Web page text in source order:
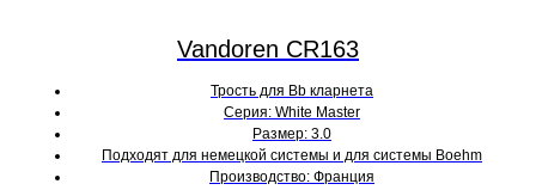
Vandoren CR163
Трость для Bb кларнета
Серия: White Master
Размер: 3.0
Подходят для немецкой системы и для системы Boehm
Производство: Франция